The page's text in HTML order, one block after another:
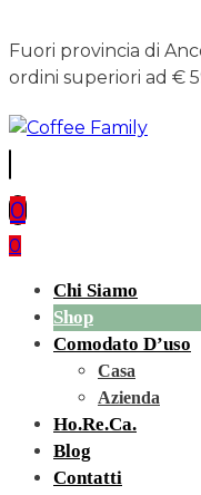
Fuori provincia di
ordini superiori ad €
0
0
Chi Siamo
Shop
Comodato D’uso
Casa
Azienda
Ho.re.ca.
Blog
Contatti